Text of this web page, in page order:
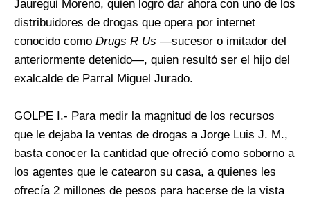
Jauregui Moreno, quien logró dar ahora con uno de los
distribuidores de drogas que opera por internet
conocido como Drugs R Us —sucesor o imitador del
anteriormente detenido—, quien resultó ser el hijo del
exalcalde de Parral Miguel Jurado.
GOLPE I.- Para medir la magnitud de los recursos
que le dejaba la ventas de drogas a Jorge Luis J. M.,
basta conocer la cantidad que ofreció como soborno a
los agentes que le catearon su casa, a quienes les
ofrecía 2 millones de pesos para hacerse de la vista